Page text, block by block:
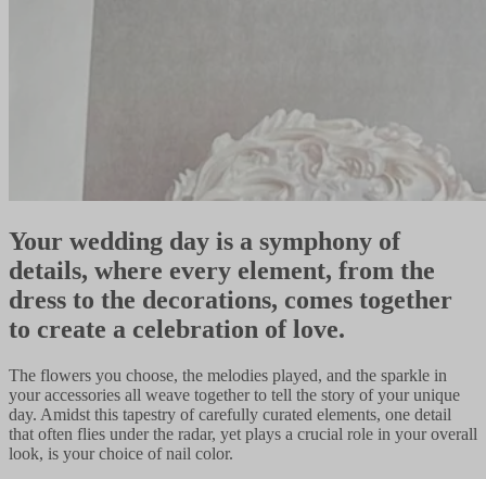
Your wedding day is a symphony of
details, where every element, from the
dress to the decorations, comes together
to create a celebration of love.​​​​‌ ‍ ​‍​‍‌‍ ‌ ​‍‌‍‍‌‌‍‌ ‌‍‍‌‌‍ ‍​‍​‍​ ‍‍​‍​‍‌ ​ ‌‍​‌‌‍ ‍‌‍‍‌‌ ‌​‌ ‍‌​‍ ‍‌‍‍‌‌‍ ​‍​‍​‍ ​​‍​‍‌‍‍​‌ ​‍‌‍‌‌‌‍‌‍​‍​‍​ ‍‍​‍​‍‌‍‍​‌ ‌​‌ ‌​‌ ​​‌ ​ ​ ‍‍​‍ ​‍ ‌‍‌ ‌‍‌‌‌‍ ​‌‍​ ‌‍​‌‌ ​‍‌‍‌‌​‍ ‍‌ ​ ‌‍​‌‌‍ ‍‌‍‍‌‌ ‌​‌ ‍‌​‍ ‍‌ ​ ‌ ‌​‌ ‌‌‌‍‌​‌‍‍‌‌‍ ​‍ ‌‍‍‌‌‍ ‍‌ ‌​‌‍‌‌‌‍ ‍‌ ‌​​‍ ‌‍‌‌‌‍‌​‌‍‍‌‌ ‌​​‍ ‌‍ ‌‌‍ ‌‍‌​‌‍‌‌​ ‌‌ ​​‌ ​‍‌‍‌‌‌ ​ ‌‍‌‌‌‍ ‍‌ ‌​‌‍​‌‌ ‌​‌‍‍‌‌‍ ‌‍ ‍​ ‍ ‌‍‍‌‌‍‌​​ ‌‌‍‌​‌‍‌‍‌‍​‍‌‍‌‌​ ‌ ​ ‍‌‌‍‌‌‌‍​‌​‍ ‌​ ​‍‌‍​‍​ ‌​​ ‌‍​‍ ‌​ ‌​​ ​‌​ ​‌‌‍​ ​‍ ‌​ ‍‌‌‍​‌​ ‌‍​ ‌​​‍ ‌​ ‌​‌‍‌‌‌‍‌​​ ‍‌​ ‍‌​ ​​‌‍‌‌‌‍​ ‌‍‌‌​ ​​​ ‌​​ ​‍​ ‍ ‌ ‌​‌ ‍‌‌ ​​‌‍‌‌​ ‌‌‍​‌‌ ​‍‌ ‌​‌‍‍‌‌‍​ ‌‍ ​‌‍‌‌​ ‍ ‌ ​​‌‍​‌‌ ‌​‌‍‍​​ ‌‌‍​‍‌‍ ‌‍‌​‌ ‍‌​‍‌‌​ ‌‌‌​​‍‌‌ ‌‍‍ ‌‍‌‌‌ ‍‌​‍‌‌​ ​ ‌​‌​​‍‌‌​ ​ ‌​‌​​‍‌‌​ ​‍​ ​‍‌‍​‍​ ​‌​ ​ ​ ​​​ ‍​​ ‌‌‌‍​‌​ ‍‌‌‍‌​​ ‌​​ ‍‌​ ‍‌​‍‌‌​ ​‍​ ​‍​‍‌‌​ ‌‌‌​‌​​‍ ‍‌‍​ ‌‍‍​‌‍‍‌‌‍ ​‌‍‌​‌ ​‍‌‍‌‌‌‍ ‍​‍‌‌​ ‌‌‌​​‍‌‌ ‌‍‍ ‌‍‌‌‌ ‍‌​‍‌‌​ ​ ‌​‌​​‍‌‌​ ​ ‌​‌​​‍‌‌​ ​‍​ ​‍​ ‌ ‌‍‌‍‌‍​‍‌‍​ ​ ‍​​ ​​​ ‍​​ ‍​‌‍‌‌‌‍​‌​ ‍‌​ ​‌​‍‌‌​ ​‍​ ​‍​‍‌‌​ ‌‌‌​‌​​‍ ‍‌ ‌​‌‍‌‌‌ ‍​‌ ‌​​ ‌‍​‍‌‍​‌‌ ​ ‌‍‌‌‌‌‌‌‌ ​‍‌‍ ​​ ‌‌‍‍​‌ ‌​‌ ‌​‌ ​​‌ ​ ​‍‌‌​ ​ ‌​​‌​‍‌‌​ ​‍‌​‌‍​‍‌‌​ ​‍‌​‌‍‌‍‌ ‌‍‌‌‌‍ ​‌‍​ ‌‍​‌‌ ​‍‌‍‌‌​‍ ‍‌ ​ ‌‍​‌‌‍ ‍‌‍‍‌‌ ‌​‌ ‍‌​‍ ‍‌ ​ ‌ ‌​‌ ‌‌‌‍‌​‌‍‍‌‌‍ ​‍‌‍‌‍‍‌‌‍‌​​ ‌‌‍‌​‌‍‌‍‌‍​‍‌‍‌‌​ ‌ ​ ‍‌‌‍‌‌‌‍​‌​‍ ‌​ ​‍‌‍​‍​ ‌​​ ‌‍​‍ ‌​ ‌​​ ​‌​ ​‌‌‍​ ​‍ ‌​ ‍‌‌‍​‌​ ‌‍​ ‌​​‍ ‌​ ‌​‌‍‌‌‌‍‌​​ ‍‌​ ‍‌​ ​​‌‍‌‌‌‍​ ‌‍‌‌​ ​​​ ‌​​ ​‍​‍‌‍‌ ‌​‌ ‍‌‌ ​​‌‍‌‌​ ‌‌‍​‌‌ ​‍‌ ‌​‌‍‍‌‌‍​ ‌‍ ​‌‍‌‌​‍‌‍‌ ​​‌‍​‌‌ ‌​‌‍‍​​ ‌‌‍​‍‌‍ ‌‍‌​‌ ‍‌​‍‌‌​ ‌‌‌​​‍‌‌ ‌‍‍ ‌‍‌‌‌ ‍‌​‍‌‌​ ​ ‌​‌​​‍‌‌​ ​ ‌​‌​​‍‌‌​ ​‍​ ​‍‌‍​‍​ ​‌​ ​ ​ ​​​ ‍​​ ‌‌‌‍​‌​ ‍‌‌‍‌​​ ‌​​ ‍‌​ ‍‌​‍‌‌​ ​‍​ ​‍​‍‌‌​ ‌‌‌​‌​​‍ ‍‌‍​ ‌‍‍​‌‍‍‌‌‍ ​‌‍‌​‌ ​‍‌‍‌‌‌‍ ‍​‍‌‌​ ‌‌‌​​‍‌‌ ‌‍‍ ‌‍‌‌‌ ‍‌​‍‌‌​ ​ ‌​‌​​‍‌‌​ ​ ‌​‌​​‍‌‌​ ​‍​ ​‍​ ‌ ‌‍‌‍‌‍​‍‌‍​ ​ ‍​​ ​​​ ‍​​ ‍​‌‍‌‌‌‍​‌​ ‍‌​ ​‌​‍‌‌​ ​‍​ ​‍​‍‌‌​ ‌‌‌​‌​​‍ ‍‌ ‌​‌‍‌‌‌ ‍​‌ ‌​​‍‌‍‌ ​​‌‍‌‌‌ ​‍‌ ​ ‌ ​​‌‍‌‌‌‍​ ‌ ‌​‌‍‍‌‌ ‌‍‌‍‌‌​ ‌‌ ​​‌ ‌‌‌‍​‍‌‍ ​‌‍‍‌‌ ​ ‌‍‍​‌‍‌‌‌‍‌​​‍​‍‌ ‌
The flowers you choose, the melodies played, and the sparkle in
your accessories all weave together to tell the story of your unique
day. Amidst this tapestry of carefully curated elements, one detail
that often flies under the radar, yet plays a crucial role in your overall
look, is your choice of nail color.​​​​‌ ‍ ​‍​‍‌‍ ‌ ​‍‌‍‍‌‌‍‌ ‌‍‍‌‌‍ ‍​‍​‍​ ‍‍​‍​‍‌ ​ ‌‍​‌‌‍ ‍‌‍‍‌‌ ‌​‌ ‍‌​‍ ‍‌‍‍‌‌‍ ​‍​‍​‍ ​​‍​‍‌‍‍​‌ ​‍‌‍‌‌‌‍‌‍​‍​‍​ ‍‍​‍​‍‌‍‍​‌ ‌​‌ ‌​‌ ​​‌ ​ ​ ‍‍​‍ ​‍ ‌‍‌ ‌‍‌‌‌‍ ​‌‍​ ‌‍​‌‌ ​‍‌‍‌‌​‍ ‍‌ ​ ‌‍​‌‌‍ ‍‌‍‍‌‌ ‌​‌ ‍‌​‍ ‍‌ ​ ‌ ‌​‌ ‌‌‌‍‌​‌‍‍‌‌‍ ​‍ ‌‍‍‌‌‍ ‍‌ ‌​‌‍‌‌‌‍ ‍‌ ‌​​‍ ‌‍‌‌‌‍‌​‌‍‍‌‌ ‌​​‍ ‌‍ ‌‌‍ ‌‍‌​‌‍‌‌​ ‌‌ ​​‌ ​‍‌‍‌‌‌ ​ ‌‍‌‌‌‍ ‍‌ ‌​‌‍​‌‌ ‌​‌‍‍‌‌‍ ‌‍ ‍​ ‍ ‌‍‍‌‌‍‌​​ ‌‌‍‌​‌‍‌‍‌‍​‍‌‍‌‌​ ‌ ​ ‍‌‌‍‌‌‌‍​‌​‍ ‌​ ​‍‌‍​‍​ ‌​​ ‌‍​‍ ‌​ ‌​​ ​‌​ ​‌‌‍​ ​‍ ‌​ ‍‌‌‍​‌​ ‌‍​ ‌​​‍ ‌​ ‌​‌‍‌‌‌‍‌​​ ‍‌​ ‍‌​ ​​‌‍‌‌‌‍​ ‌‍‌‌​ ​​​ ‌​​ ​‍​ ‍ ‌ ‌​‌ ‍‌‌ ​​‌‍‌‌​ ‌‌‍​‌‌ ​‍‌ ‌​‌‍‍‌‌‍​ ‌‍ ​‌‍‌‌​ ‍ ‌ ​​‌‍​‌‌ ‌​‌‍‍​​ ‌‌‍​‍‌‍ ‌‍‌​‌ ‍‌​‍‌‌​ ‌‌‌​​‍‌‌ ‌‍‍ ‌‍‌‌‌ ‍‌​‍‌‌​ ​ ‌​‌​​‍‌‌​ ​ ‌​‌​​‍‌‌​ ​‍​ ​‍​ ‌‍​ ‌ ‌‍​ ​ ​‌​ ​‍​ ‌‍​ ‍​​ ‍‌‌‍‌‌​ ​‌​ ‍​‌‍‌‌​‍‌‌​ ​‍​ ​‍​‍‌‌​ ‌‌‌​‌​​‍ ‍‌‍​ ‌‍‍​‌‍‍‌‌‍ ​‌‍‌​‌ ​‍‌‍‌‌‌‍ ‍​‍‌‌​ ‌‌‌​​‍‌‌ ‌‍‍ ‌‍‌‌‌ ‍‌​‍‌‌​ ​ ‌​‌​​‍‌‌​ ​ ‌​‌​​‍‌‌​ ​‍​ ​‍‌‍​‍‌‍​‌​ ‌​‌‍‌‍​ ​‍‌‍​‌​ ‌​​ ‌​​ ‌‌​ ‍‌‌‍‌‍‌‍​‌​ ​​​‍‌‌​ ​‍​ ​‍​‍‌‌​ ‌‌‌​‌​​‍ ‍‌ ‌​‌‍‌‌‌ ‍​‌ ‌​​ ‌‍​‍‌‍​‌‌ ​ ‌‍‌‌‌‌‌‌‌ ​‍‌‍ ​​ ‌‌‍‍​‌ ‌​‌ ‌​‌ ​​‌ ​ ​‍‌‌​ ​ ‌​​‌​‍‌‌​ ​‍‌​‌‍​‍‌‌​ ​‍‌​‌‍‌‍‌ ‌‍‌‌‌‍ ​‌‍​ ‌‍​‌‌ ​‍‌‍‌‌​‍ ‍‌ ​ ‌‍​‌‌‍ ‍‌‍‍‌‌ ‌​‌ ‍‌​‍ ‍‌ ​ ‌ ‌​‌ ‌‌‌‍‌​‌‍‍‌‌‍ ​‍‌‍‌‍‍‌‌‍‌​​ ‌‌‍‌​‌‍‌‍‌‍​‍‌‍‌‌​ ‌ ​ ‍‌‌‍‌‌‌‍​‌​‍ ‌​ ​‍‌‍​‍​ ‌​​ ‌‍​‍ ‌​ ‌​​ ​‌​ ​‌‌‍​ ​‍ ‌​ ‍‌‌‍​‌​ ‌‍​ ‌​​‍ ‌​ ‌​‌‍‌‌‌‍‌​​ ‍‌​ ‍‌​ ​​‌‍‌‌‌‍​ ‌‍‌‌​ ​​​ ‌​​ ​‍​‍‌‍‌ ‌​‌ ‍‌‌ ​​‌‍‌‌​ ‌‌‍​‌‌ ​‍‌ ‌​‌‍‍‌‌‍​ ‌‍ ​‌‍‌‌​‍‌‍‌ ​​‌‍​‌‌ ‌​‌‍‍​​ ‌‌‍​‍‌‍ ‌‍‌​‌ ‍‌​‍‌‌​ ‌‌‌​​‍‌‌ ‌‍‍ ‌‍‌‌‌ ‍‌​‍‌‌​ ​ ‌​‌​​‍‌‌​ ​ ‌​‌​​‍‌‌​ ​‍​ ​‍​ ‌‍​ ‌ ‌‍​ ​ ​‌​ ​‍​ ‌‍​ ‍​​ ‍‌‌‍‌‌​ ​‌​ ‍​‌‍‌‌​‍‌‌​ ​‍​ ​‍​‍‌‌​ ‌‌‌​‌​​‍ ‍‌‍​ ‌‍‍​‌‍‍‌‌‍ ​‌‍‌​‌ ​‍‌‍‌‌‌‍ ‍​‍‌‌​ ‌‌‌​​‍‌‌ ‌‍‍ ‌‍‌‌‌ ‍‌​‍‌‌​ ​ ‌​‌​​‍‌‌​ ​ ‌​‌​​‍‌‌​ ​‍​ ​‍‌‍​‍‌‍​‌​ ‌​‌‍‌‍​ ​‍‌‍​‌​ ‌​​ ‌​​ ‌‌​ ‍‌‌‍‌‍‌‍​‌​ ​​​‍‌‌​ ​‍​ ​‍​‍‌‌​ ‌‌‌​‌​​‍ ‍‌ ‌​‌‍‌‌‌ ‍​‌ ‌​​‍‌‍‌ ​​‌‍‌‌‌ ​‍‌ ​ ‌ ​​‌‍‌‌‌‍​ ‌ ‌​‌‍‍‌‌ ‌‍‌‍‌‌​ ‌‌ ​​‌ ‌‌‌‍​‍‌‍ ​‌‍‍‌‌ ​ ‌‍‍​‌‍‌‌‌‍‌​​‍​‍‌ ‌